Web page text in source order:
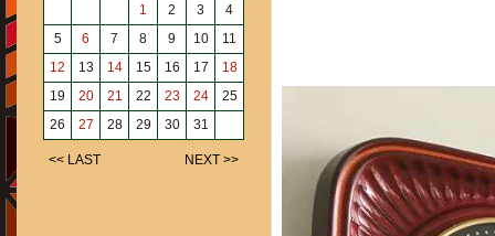
1
2 3
4
5
6 7 8 9 10
11
12
13 14 15 16 17
18
19
20 21 22 23 24
25
26
27 28 29 30 31
<< LAST NEXT >>